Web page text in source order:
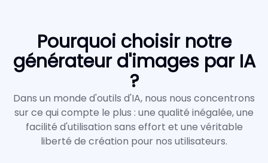
Pourquoi choisir notre
générateur d'images par IA
?
Dans un monde d'outils d'IA, nous nous concentrons
sur ce qui compte le plus : une qualité inégalée, une
facilité d'utilisation sans effort et une véritable
liberté de création pour nos utilisateurs.